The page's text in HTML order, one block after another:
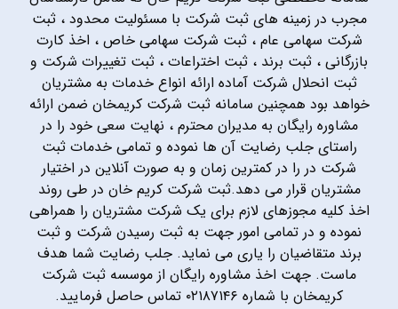
مجرب در زمینه های ثبت شرکت با مسئولیت محدود ، ثبت
شرکت سهامی عام ، ثبت شرکت سهامی خاص ، اخذ کارت
بازرگانی ، ثبت برند ، ثبت اختراعات ، ثبت تغییرات شرکت و
ثبت انحلال شرکت آماده ارائه انواع خدمات به مشتریان
خواهد بود همچنین سامانه ثبت شرکت کریمخان ضمن ارائه
مشاوره رایگان به مدیران محترم ، نهایت سعی خود را در
راستای جلب رضایت آن ها نموده و تمامی خدمات ثبت
شرکت در را در کمترین زمان و به صورت آنلاین در اختیار
مشتریان قرار می دهد.ثبت شرکت کریم خان در طی روند
اخذ کلیه مجوزهای لازم برای یک شرکت مشتریان را همراهی
نموده و در تمامی امور جهت به ثبت رسیدن شرکت و ثبت
برند متقاضیان را یاری می نماید. جلب رضایت شما هدف
ماست. جهت اخذ مشاوره رایگان از موسسه ثبت شرکت
کریمخان با شماره ۰۲۱۸۷۱۴۶ تماس حاصل فرمایید.